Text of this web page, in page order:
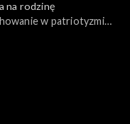
na rodzinę
w patriotyzmie